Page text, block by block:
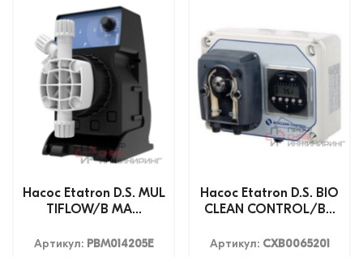
Насос Etatron D.S. MUL
TIFLOW/B MA...
Артикул: PBM014205E
Насос Etatron D.S. BIO
CLEAN CONTROL/B...
Артикул: CXB0065201